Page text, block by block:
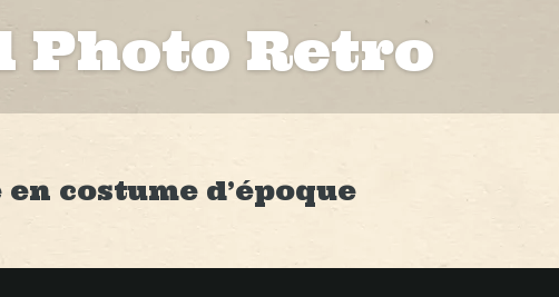
Photo Retro
costume d’époque